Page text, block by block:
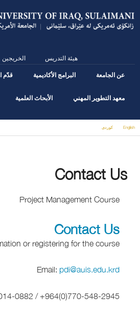
الخريجين هيئة التدريس
عن الجامعة البرامج الأكاديمية قدّم
معهد التطوير المهني الأبحاث العلمية
English كوردى
Contact Us
Project Management Course
Contact Us
or registering for the course:
Email: pdi@auis.edu.krd
0882 / +964(0)770-548-2945